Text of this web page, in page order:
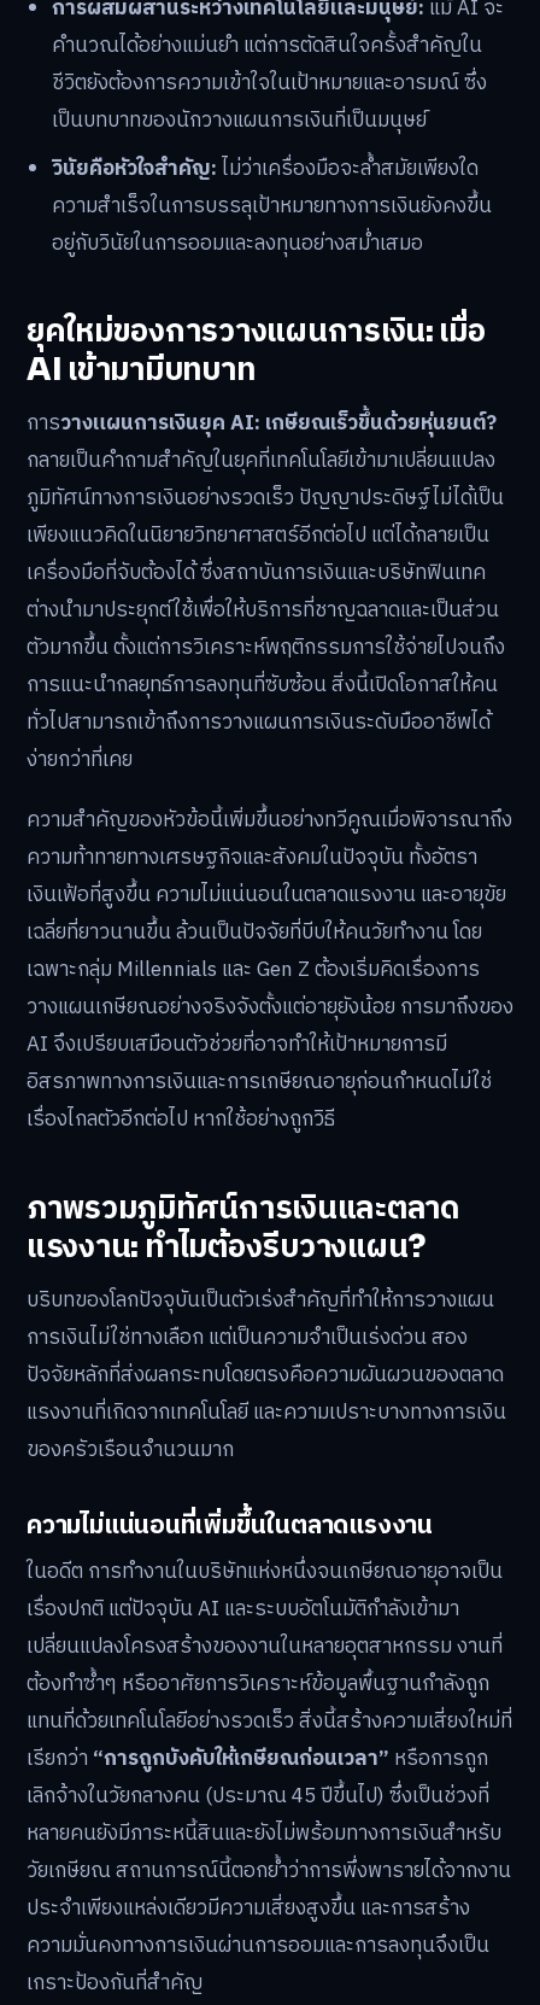
การผสมผสานระหว่างเทคโนโลยีและมนุษย์: แม้ AI จะ
คำนวณได้อย่างแม่นยำ แต่การตัดสินใจครั้งสำคัญใน
ชีวิตยังต้องการความเข้าใจในเป้าหมายและอารมณ์ ซึ่ง
เป็นบทบาทของนักวางแผนการเงินที่เป็นมนุษย์
วินัยคือหัวใจสำคัญ:ไม่ว่าเครื่องมือจะล้ำสมัยเพียงใด
ความสำเร็จในการบรรลุเป้าหมายทางการเงินยังคงขึ้น
อยู่กับวินัยในการออมและลงทุนอย่างสม่ำเสมอ
ยุคใหม่ของการวางแผนการเงิน: เมื่อ
AI เข้ามามีบทบาท
การวางแผนการเงินยุค AI: เกษียณเร็วขึ้นด้วยหุ่นยนต์?
กลายเป็นคำถามสำคัญในยุคที่เทคโนโลยีเข้ามาเปลี่ยนแปลง
ภูมิทัศน์ทางการเงินอย่างรวดเร็ว ปัญญาประดิษฐ์ไม่ได้เป็น
เพียงแนวคิดในนิยายวิทยาศาสตร์อีกต่อไป แต่ได้กลายเป็น
เครื่องมือที่จับต้องได้ ซึ่งสถาบันการเงินและบริษัทฟินเทค
ต่างนำมาประยุกต์ใช้เพื่อให้บริการที่ชาญฉลาดและเป็นส่วน
ตัวมากขึ้น ตั้งแต่การวิเคราะห์พฤติกรรมการใช้จ่ายไปจนถึง
การแนะนำกลยุทธ์การลงทุนที่ซับซ้อน สิ่งนี้เปิดโอกาสให้คน
ทั่วไปสามารถเข้าถึงการวางแผนการเงินระดับมืออาชีพได้
ง่ายกว่าที่เคย
ความสำคัญของหัวข้อนี้เพิ่มขึ้นอย่างทวีคูณเมื่อพิจารณาถึง
ความท้าทายทางเศรษฐกิจและสังคมในปัจจุบัน ทั้งอัตรา
เงินเฟ้อที่สูงขึ้น ความไม่แน่นอนในตลาดแรงงาน และอายุขัย
เฉลี่ยที่ยาวนานขึ้น ล้วนเป็นปัจจัยที่บีบให้คนวัยทำงาน โดย
เฉพาะกลุ่ม Millennials และ Gen Z ต้องเริ่มคิดเรื่องการ
วางแผนเกษียณอย่างจริงจังตั้งแต่อายุยังน้อย การมาถึงของ
AI จึงเปรียบเสมือนตัวช่วยที่อาจทำให้เป้าหมายการมี
อิสรภาพทางการเงินและการเกษียณอายุก่อนกำหนดไม่ใช่
เรื่องไกลตัวอีกต่อไป หากใช้อย่างถูกวิธี
ภาพรวมภูมิทัศน์การเงินและตลาด
แรงงาน: ทำไมต้องรีบวางแผน?
บริบทของโลกปัจจุบันเป็นตัวเร่งสำคัญที่ทำให้การวางแผน
การเงินไม่ใช่ทางเลือก แต่เป็นความจำเป็นเร่งด่วน สอง
ปัจจัยหลักที่ส่งผลกระทบโดยตรงคือความผันผวนของตลาด
แรงงานที่เกิดจากเทคโนโลยี และความเปราะบางทางการเงิน
ของครัวเรือนจำนวนมาก
ความไม่แน่นอนที่เพิ่มขึ้นในตลาดแรงงาน
ในอดีต การทำงานในบริษัทแห่งหนึ่งจนเกษียณอายุอาจเป็น
เรื่องปกติ แต่ปัจจุบัน AI และระบบอัตโนมัติกำลังเข้ามา
เปลี่ยนแปลงโครงสร้างของงานในหลายอุตสาหกรรม งานที่
ต้องทำซ้ำๆ หรืออาศัยการวิเคราะห์ข้อมูลพื้นฐานกำลังถูก
แทนที่ด้วยเทคโนโลยีอย่างรวดเร็ว สิ่งนี้สร้างความเสี่ยงใหม่ที่
เรียกว่า “การถูกบังคับให้เกษียณก่อนเวลา” หรือการถูก
เลิกจ้างในวัยกลางคน (ประมาณ 45 ปีขึ้นไป) ซึ่งเป็นช่วงที่
หลายคนยังมีภาระหนี้สินและยังไม่พร้อมทางการเงินสำหรับ
วัยเกษียณ สถานการณ์นี้ตอกย้ำว่าการพึ่งพารายได้จากงาน
ประจำเพียงแหล่งเดียวมีความเสี่ยงสูงขึ้น และการสร้าง
ความมั่นคงทางการเงินผ่านการออมและการลงทุนจึงเป็น
เกราะป้องกันที่สำคัญ